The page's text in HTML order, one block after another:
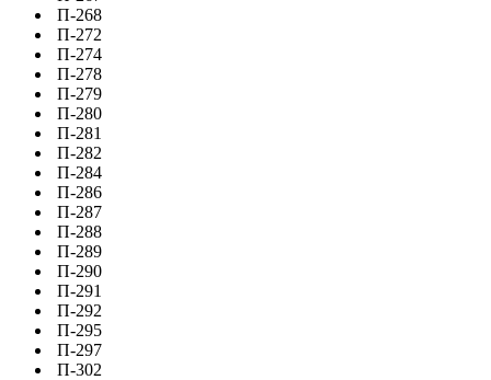
П-268
П-272
П-274
П-278
П-279
П-280
П-281
П-282
П-284
П-286
П-287
П-288
П-289
П-290
П-291
П-292
П-295
П-297
П-302